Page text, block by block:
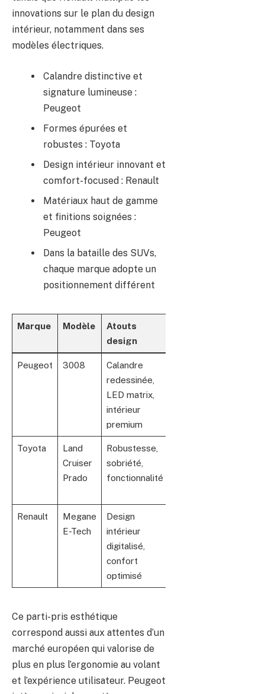
innovations sur le plan du design
intérieur, notamment dans ses
modèles électriques.
Calandre distinctive et
signature lumineuse :
Peugeot
Formes épurées et
robustes : Toyota
Design intérieur innovant et
comfort-focused : Renault
Matériaux haut de gamme
et finitions soignées :
Peugeot
Dans la bataille des SUVs,
chaque marque adopte un
positionnement différent
Marque Modèle
Atouts
design
Peugeot 3008
Calandre
redessinée,
LED matrix,
intérieur
premium
Toyota
Land
Cruiser
Prado
Robustesse,
sobriété,
fonctionnalité
Renault
Megane
E-Tech
Design
intérieur
digitalisé,
confort
optimisé
Ce parti-pris esthétique
correspond aussi aux attentes d’un
marché européen qui valorise de
plus en plus l’ergonomie au volant
et l’expérience utilisateur. Peugeot